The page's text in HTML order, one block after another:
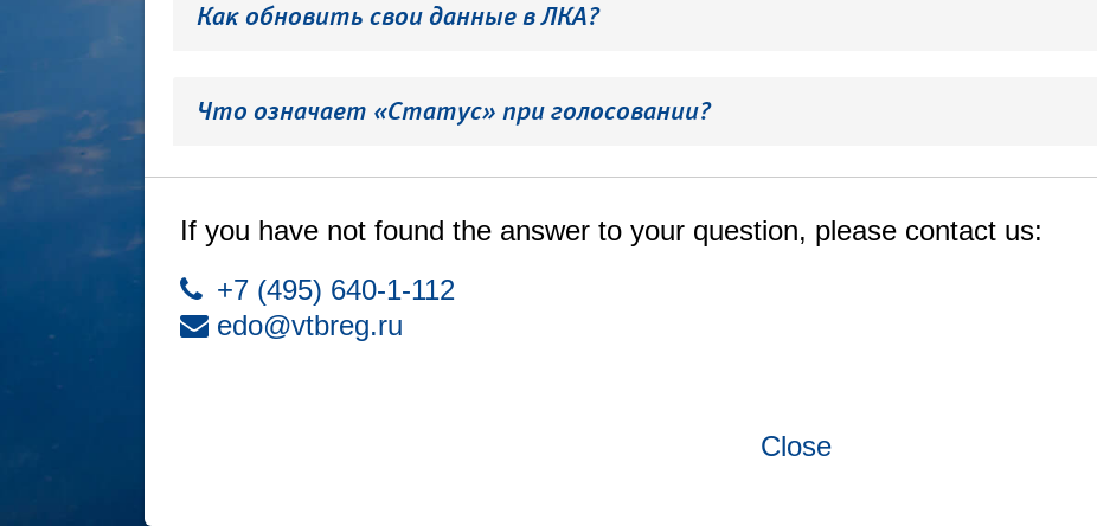
Как обновить свои данные в ЛКА?
Что означает «Статус» при голосовании?
If you have not found the answer to your question, please contact us:
+7 (495) 640-1-112
edo@vtbreg.ru
Close